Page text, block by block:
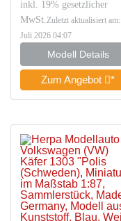
inkl. 19% gesetzlicher
MwSt.Zuletzt aktualisiert
Juli 2026 04:07
Modell Details
Zum Angebot *